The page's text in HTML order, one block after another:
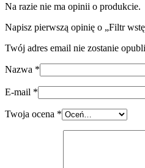
Na razie nie ma opinii o produkcie.
Napisz pierwszą opinię o „Filtr
Twój adres email nie zostanie
Nazwa *
E-mail *
Twoja ocena *